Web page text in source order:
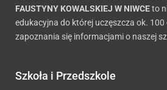
FAUSTYNY KOWALSKIEJ W NIWCEto
edukacyjna do której uczęszcza ok.
zapoznania się informacjami o naszej
Szkoła i Przedszkole